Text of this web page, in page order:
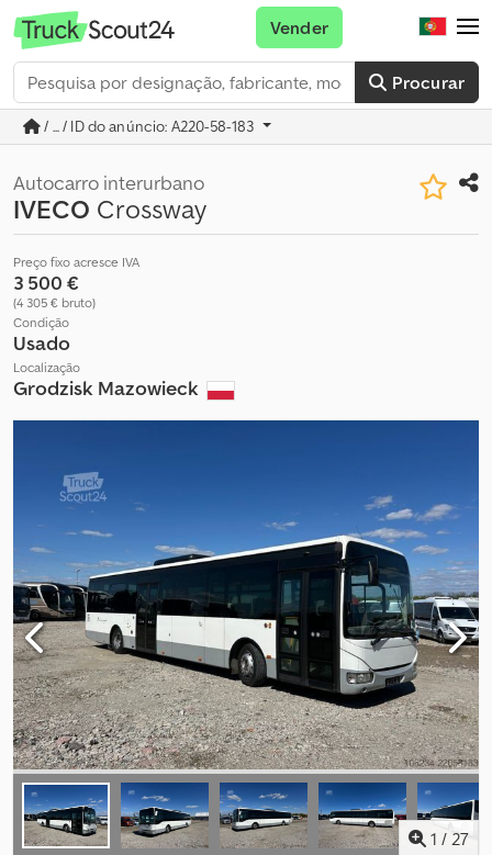
Procurar
Vender
/ ... / ID do anúncio: A220-58-183
Autocarro interurbano
IVECO Crossway
Preço fixo acresce IVA
3 500 €
(4 305 € bruto)
Condição
Usado
Localização
Grodzisk Mazowieck
1 / 27